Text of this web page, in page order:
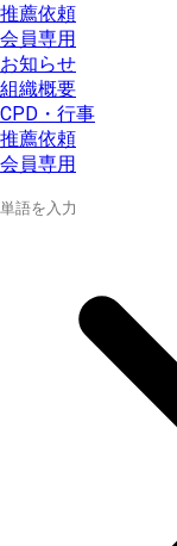
推薦依頼
会員専用
お知らせ
組織概要
CPD・行事
推薦依頼
会員専用